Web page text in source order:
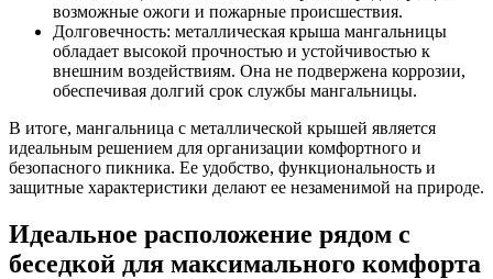
возможные ожоги и пожарные происшествия.
Долговечность: металлическая крыша мангальницы
обладает высокой прочностью и устойчивостью к
внешним воздействиям. Она не подвержена коррозии,
обеспечивая долгий срок службы мангальницы.
В итоге, мангальница с металлической крышей является
идеальным решением для организации комфортного и
безопасного пикника. Ее удобство, функциональность и
защитные характеристики делают ее незаменимой на природе.
Идеальное расположение рядом с
беседкой для максимального комфорта